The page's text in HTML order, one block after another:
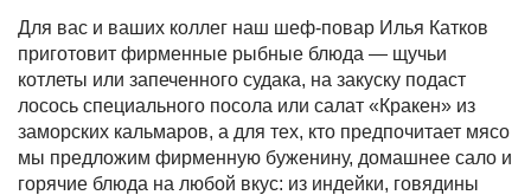
Для вас и ваших коллег наш шеф-повар Илья Катков
приготовит фирменные рыбные блюда — щучьи
котлеты или запеченного судака, на закуску подаст
лосось специального посола или салат «Кракен» из
заморских кальмаров, а для тех, кто предпочитает мясо
мы предложим фирменную буженину, домашнее сало и
горячие блюда на любой вкус: из индейки, говядины